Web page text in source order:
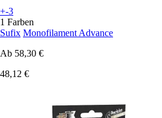
+-3
1 Farben
Sufix Monofilament Advance
Ab 58,30 €
48,12 €